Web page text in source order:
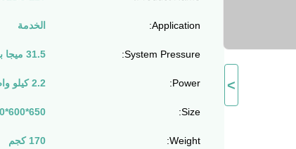
>
Application: الخدمة
System Pressure: 31.5 ميجا باسكال
Power: 2.2 كيلو واط
Size: 650*600*600 مللي متر
Weight: 170 كجم